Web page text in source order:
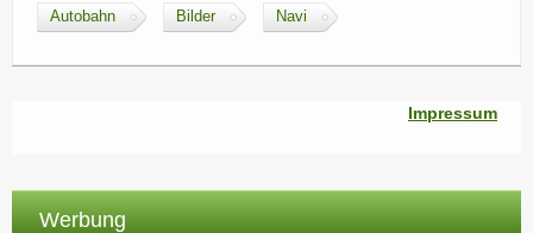
Autobahn Bilder Navi
Impressum
Werbung